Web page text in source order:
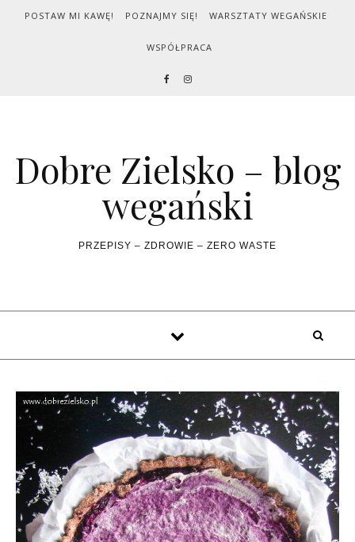
Skip to content
POSTAW MI KAWĘ! POZNAJMY SIĘ! WARSZTATY WEGAŃSKIE
WSPÓŁPRACA
Dobre Zielsko – blog
wegański
PRZEPISY – ZDROWIE – ZERO WASTE